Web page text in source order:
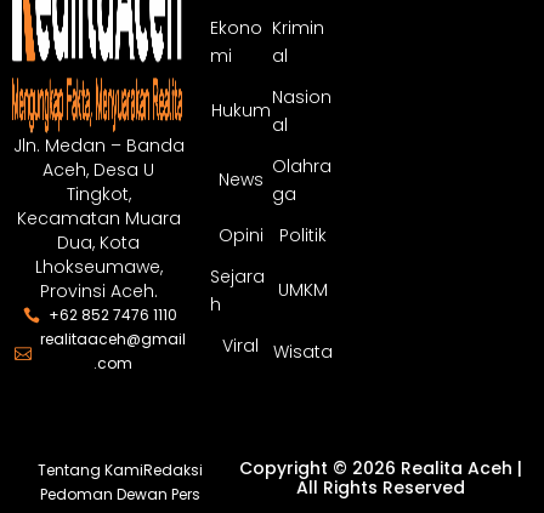
Jln. Medan – Banda
Aceh, Desa U
Tingkot,
Kecamatan Muara
Dua, Kota
Lhokseumawe,
Provinsi Aceh.
+62 852 7476 1110
realitaaceh@gmail
.com
Ekono
mi
Krimin
al
Hukum
Nasion
al
News
Olahra
ga
Opini
Politik
Sejara
h
UMKM
Viral Wisata
Tentang KamiRedaksi
Pedoman Dewan Pers
Copyright © 2026 Realita Aceh |
All Rights Reserved